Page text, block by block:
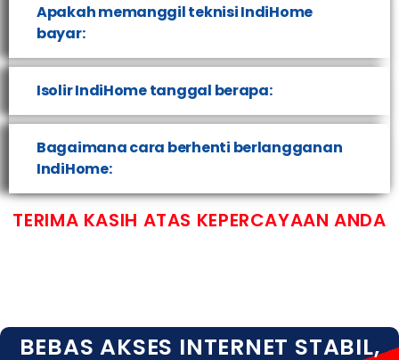
Apakah memanggil teknisi IndiHome
bayar:
Isolir IndiHome tanggal berapa:
Bagaimana cara berhenti berlangganan
IndiHome:
TERIMA KASIH ATAS KEPERCAYAAN ANDA
BEBAS AKSES INTERNET STABIL,